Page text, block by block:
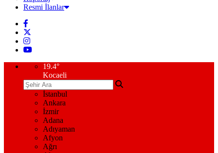
Resmi İlanlar
19.4°
Kocaeli
İstanbul
Ankara
İzmir
Adana
Adıyaman
Afyon
Ağrı